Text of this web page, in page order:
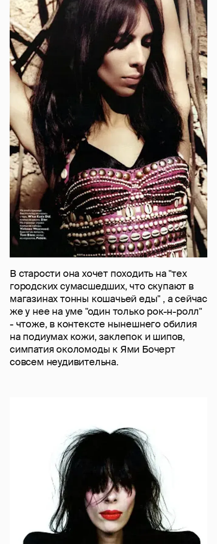
В старости она хочет походить на "тех
городских сумасшедших, что скупают в
магазинах тонны кошачьей еды" , а сейчас
же у нее на уме "один только рок-н-ролл"
- чтоже, в контексте нынешнего обилия
на подиумах кожи, заклепок и шипов,
симпатия околомоды к Ями Бочерт
совсем неудивительна.